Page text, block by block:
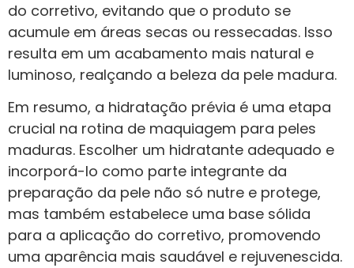
do corretivo, evitando que o produto se
acumule em áreas secas ou ressecadas. Isso
resulta em um acabamento mais natural e
luminoso, realçando a beleza da pele madura.
Em resumo, a hidratação prévia é uma etapa
crucial na rotina de maquiagem para peles
maduras. Escolher um hidratante adequado e
incorporá-lo como parte integrante da
preparação da pele não só nutre e protege,
mas também estabelece uma base sólida
para a aplicação do corretivo, promovendo
uma aparência mais saudável e rejuvenescida.